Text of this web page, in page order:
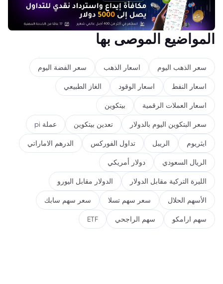
المواضيع الموصى بها
سعر الذهب اليوم اسعار الذهب سعر الفضة اليوم
اسعار النفط اسعار الوقود الغاز الطبيعي
اسعار العملات الرقمية بيتكوين
سعر البتكوين اليوم بالدولار تعدين بيتكوين عملة pi
ايثريوم الريبل تداول الفوركس الدرهم الاماراتي
الريال السعودي دولار أمريكي
الليرة التركية مقابل الدولار الدولار مقابل اليورو
الأسهم الحلال سعر سهم تسلا سعر سهم سابك
سهم ارامكو سهم الراجحي ETF